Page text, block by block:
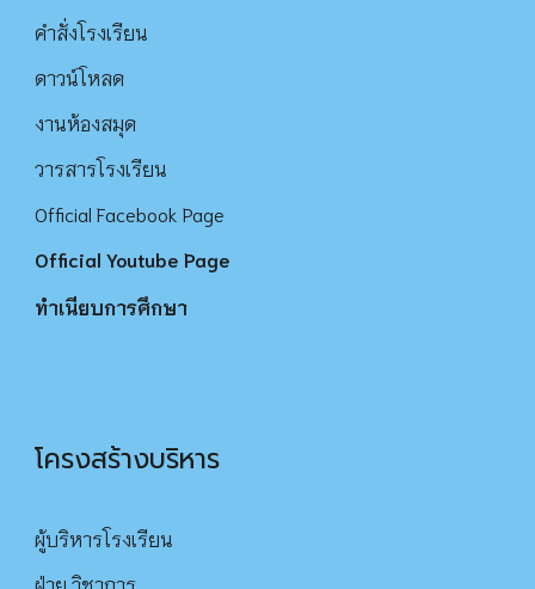
คำสั่งโรงเรียน
ดาวน์โหลด
งานห้องสมุด
วารสารโรงเรียน
Official Facebook Page
Official Youtube Page
ทำเนียบการศึกษา
โครงสร้างบริหาร
ผู้บริหารโรงเรียน
ฝ่าย วิชาการ